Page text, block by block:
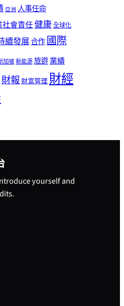
亞洲 人事任命
社會責任健康全球化
續發展合作國際
加坡新能源旅遊業績
財報 財富管理 財經
yourself and